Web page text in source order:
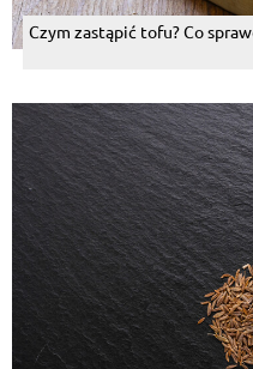
Czym zastąpić tofu? Co